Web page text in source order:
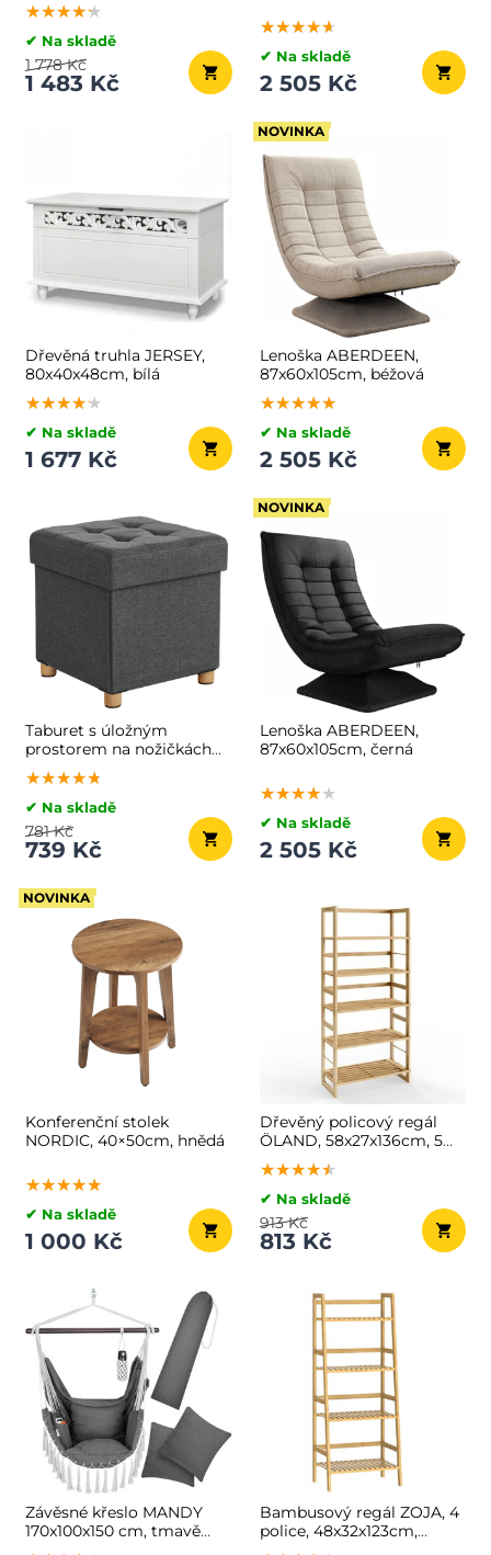
★★★★★
★★★★★
★★★★★
✔ Na skladě
1 483 Kč
1 778 Kč
★★★★★
★★★★★
★★★★★
✔ Na skladě
2 505 Kč
Dřevěná truhla JERSEY,
80x40x48cm, bílá
★★★★★
★★★★★
★★★★★
✔ Na skladě
1 677 Kč
NOVINKA
Lenoška ABERDEEN,
87x60x105cm, béžová
★★★★★
★★★★★
★★★★★
✔ Na skladě
2 505 Kč
Taburet s úložným
prostorem na nožičkách
OTO, 38x38x40cm,
antracitová
★★★★★
★★★★★
★★★★★
✔ Na skladě
739 Kč
781 Kč
NOVINKA
Lenoška ABERDEEN,
87x60x105cm, černá
★★★★★
★★★★★
★★★★★
✔ Na skladě
2 505 Kč
NOVINKA
Konferenční stolek
NORDIC, 40×50cm, hnědá
★★★★★
★★★★★
★★★★★
✔ Na skladě
1 000 Kč
Dřevěný policový regál
ÖLAND, 58x27x136cm, 5
polic, hnědá
★★★★★
★★★★★
★★★★★
✔ Na skladě
813 Kč
913 Kč
Závěsné křeslo MANDY
170x100x150 cm, tmavě
šedé
Bambusový regál ZOJA, 4
police, 48x32x123cm,
hnědá